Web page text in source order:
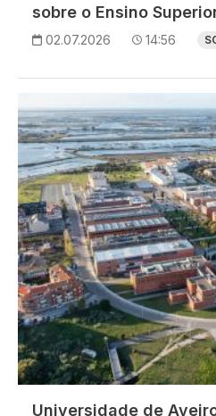
sobre o Ensino
02.07.2026 14:56
Universidade de